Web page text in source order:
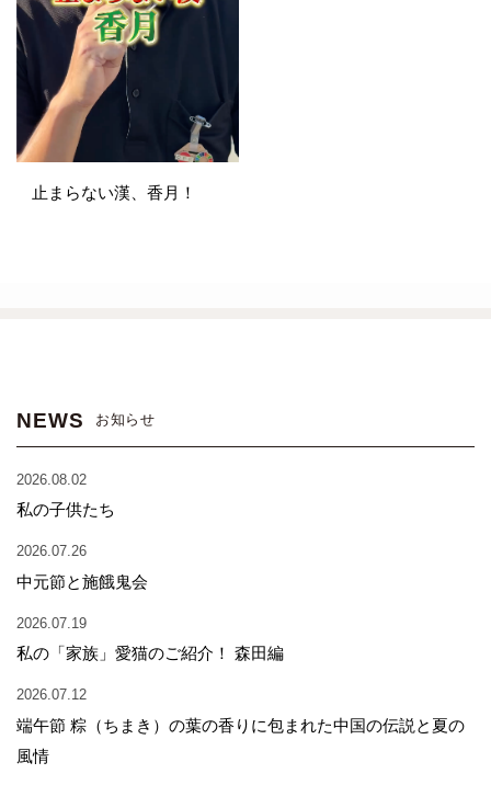
止まらない漢、香月！
NEWS お知らせ
2026.08.02
私の子供たち
2026.07.26
中元節と施餓鬼会
2026.07.19
私の「家族」愛猫のご紹介！ 森田編
2026.07.12
端午節 粽（ちまき）の葉の香りに包まれた中国の伝説と夏の
風情